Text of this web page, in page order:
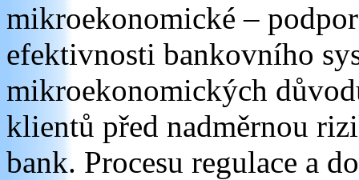
mikroekonomické –
efektivnosti bankovního
mikroekonomických
klientů před nadměrnou
bank. Procesu regulace a